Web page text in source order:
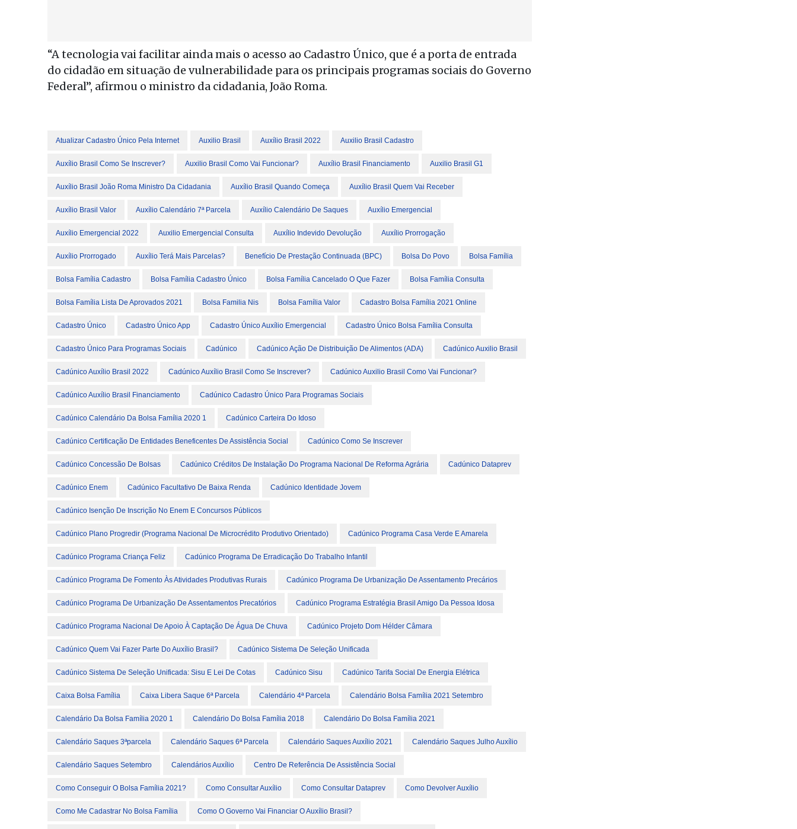
“A tecnologia vai facilitar ainda mais o acesso ao Cadastro Único, que é a porta de entrada
do cidadão em situação de vulnerabilidade para os principais programas sociais do Governo
Federal”, afirmou o ministro da cidadania, João Roma.
Atualizar Cadastro Único Pela Internet Auxilio Brasil Auxílio Brasil 2022 Auxilio Brasil Cadastro
Auxílio Brasil Como Se Inscrever? Auxilio Brasil Como Vai Funcionar? Auxílio Brasil Financiamento Auxilio Brasil G1
Auxílio Brasil João Roma Ministro Da Cidadania Auxílio Brasil Quando Começa Auxílio Brasil Quem Vai Receber
Auxílio Brasil Valor Auxílio Calendário 7ª Parcela Auxílio Calendário De Saques Auxílio Emergencial
Auxílio Emergencial 2022 Auxilio Emergencial Consulta Auxílio Indevido Devolução Auxílio Prorrogação
Auxílio Prorrogado Auxílio Terá Mais Parcelas? Benefício De Prestação Continuada (BPC) Bolsa Do Povo Bolsa Família
Bolsa Família Cadastro Bolsa Família Cadastro Único Bolsa Família Cancelado O Que Fazer Bolsa Família Consulta
Bolsa Família Lista De Aprovados 2021 Bolsa Familia Nis Bolsa Família Valor Cadastro Bolsa Família 2021 Online
Cadastro Único Cadastro Único App Cadastro Único Auxílio Emergencial Cadastro Único Bolsa Família Consulta
Cadastro Único Para Programas Sociais Cadúnico Cadúnico Ação De Distribuição De Alimentos (ADA) Cadúnico Auxilio Brasil
Cadúnico Auxílio Brasil 2022 Cadúnico Auxílio Brasil Como Se Inscrever? Cadúnico Auxilio Brasil Como Vai Funcionar?
Cadúnico Auxílio Brasil Financiamento Cadúnico Cadastro Único Para Programas Sociais
Cadúnico Calendário Da Bolsa Família 2020 1 Cadúnico Carteira Do Idoso
Cadúnico Certificação De Entidades Beneficentes De Assistência Social Cadúnico Como Se Inscrever
Cadúnico Concessão De Bolsas Cadúnico Créditos De Instalação Do Programa Nacional De Reforma Agrária Cadúnico Dataprev
Cadúnico Enem Cadúnico Facultativo De Baixa Renda Cadúnico Identidade Jovem
Cadúnico Isenção De Inscrição No Enem E Concursos Públicos
Cadúnico Plano Progredir (Programa Nacional De Microcrédito Produtivo Orientado) Cadúnico Programa Casa Verde E Amarela
Cadúnico Programa Criança Feliz Cadúnico Programa De Erradicação Do Trabalho Infantil
Cadúnico Programa De Fomento Às Atividades Produtivas Rurais Cadúnico Programa De Urbanização De Assentamento Precários
Cadúnico Programa De Urbanização De Assentamentos Precatórios Cadúnico Programa Estratégia Brasil Amigo Da Pessoa Idosa
Cadúnico Programa Nacional De Apoio À Captação De Água De Chuva Cadúnico Projeto Dom Hélder Câmara
Cadúnico Quem Vai Fazer Parte Do Auxílio Brasil? Cadúnico Sistema De Seleção Unificada
Cadúnico Sistema De Seleção Unificada: Sisu E Lei De Cotas Cadúnico Sisu Cadúnico Tarifa Social De Energia Elétrica
Caixa Bolsa Família Caixa Libera Saque 6ª Parcela Calendário 4ª Parcela Calendário Bolsa Família 2021 Setembro
Calendário Da Bolsa Família 2020 1 Calendário Do Bolsa Família 2018 Calendário Do Bolsa Família 2021
Calendário Saques 3ªparcela Calendário Saques 6ª Parcela Calendário Saques Auxílio 2021 Calendário Saques Julho Auxílio
Calendário Saques Setembro Calendários Auxílio Centro De Referência De Assistência Social
Como Conseguir O Bolsa Família 2021? Como Consultar Auxílio Como Consultar Dataprev Como Devolver Auxílio
Como Me Cadastrar No Bolsa Família Como O Governo Vai Financiar O Auxílio Brasil?